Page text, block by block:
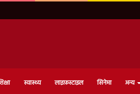
स्वास्थ्य लाइफ़स्टाइल सिनेमा अन्य